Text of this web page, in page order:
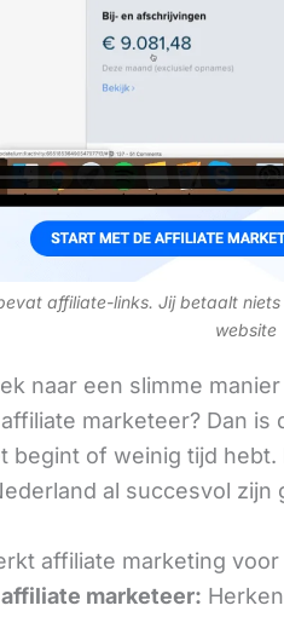
affiliate-links. Jij betaalt
website
naar een slimme
marketeer? Dan is
begint of weinig tijd
al succesvol zijn
affiliate marketing
marketeer: